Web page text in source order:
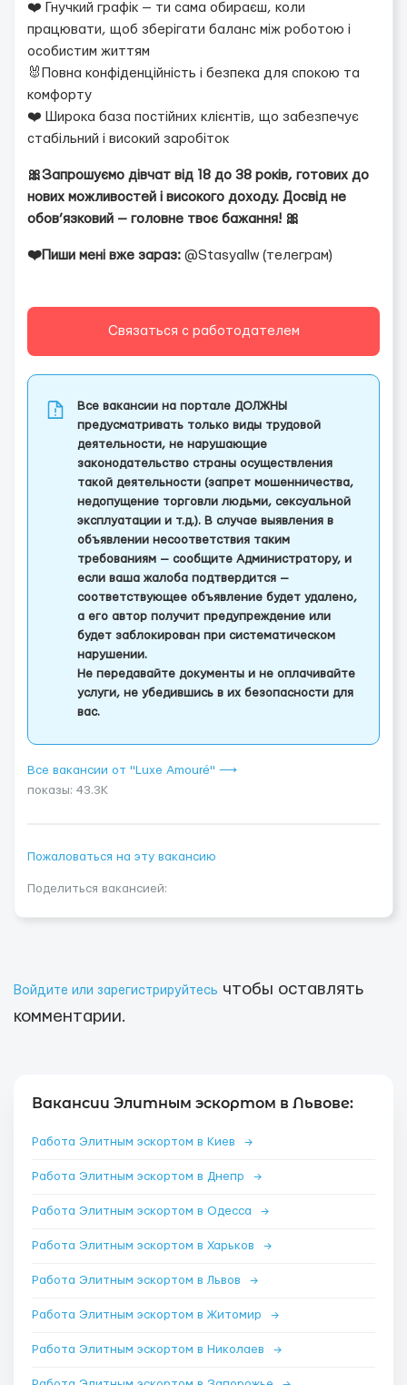
❤️ Гнучкий графік — ти сама обираєш, коли
працювати, щоб зберігати баланс між роботою і
особистим життям
🐰Повна конфіденційність і безпека для спокою та
комфорту
❤️ Широка база постійних клієнтів, що забезпечує
стабільний і високий заробіток
🎀Запрошуємо дівчат від 18 до 38 років, готових до
нових можливостей і високого доходу. Досвід не
обов’язковий — головне твоє бажання! 🎀
❤️Пиши мені вже зараз: @Stasyallw (телеграм)
Связаться с работодателем
Все вакансии на портале ДОЛЖНЫ
предусматривать только виды трудовой
деятельности, не нарушающие
законодательство страны осуществления
такой деятельности (запрет мошенничества,
недопущение торговли людьми, сексуальной
эксплуатации и т.д.). В случае выявления в
объявлении несоответствия таким
требованиям — сообщите Администратору, и
если ваша жалоба подтвердится —
соответствующее объявление будет удалено,
а его автор получит предупреждение или
будет заблокирован при систематическом
нарушении.
Не передавайте документы и не оплачивайте
услуги, не убедившись в их безопасности для
вас.
Все вакансии от "Luxe Amouré" ⟶
показы: 43.3K
Пожаловаться на эту вакансию
Поделиться вакансией:
Войдите или зарегистрируйтесь чтобы оставлять
комментарии.
Вакансии Элитным эскортом в Львове:
Работа Элитным эскортом в Киев →
Работа Элитным эскортом в Днепр →
Работа Элитным эскортом в Одесса →
Работа Элитным эскортом в Харьков →
Работа Элитным эскортом в Львов →
Работа Элитным эскортом в Житомир →
Работа Элитным эскортом в Николаев →